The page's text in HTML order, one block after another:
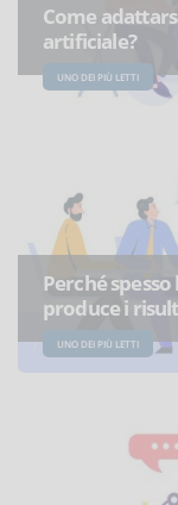
Come
artificiale?
UNO DEI PIÙ LETTI
Perché
produce i
UNO DEI PIÙ LETTI